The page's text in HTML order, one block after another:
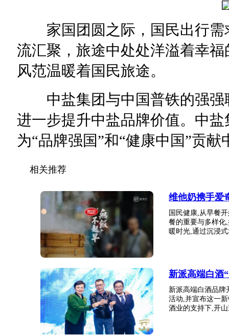
家国团圆之际，国民出行需
流汇聚，旅途中处处洋溢着幸
风范温暖着国民旅途。
中盐集团与中国普铁的强强
进一步提升中盐品牌价值。中
为“品牌强国”和“健康中国”贡献
相关推荐
维他奶携手爱
国民健康,从早餐
餐的重要与多样化
暖时光,通过沉浸
新派高端白酒
新派高端白酒品牌
活动,并宣布这一
酒业的支持下,开